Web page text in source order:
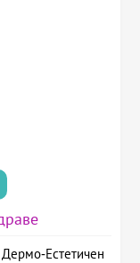
Естетичен